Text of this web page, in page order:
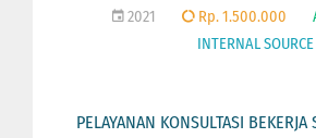
2021
Rp. 1.500.000
INTERNAL SOURCE
PELAYANAN KONSULTASI BEKERJA